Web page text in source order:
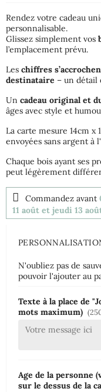
(1
Rendez votre cadeau
personnalisable.
Glissez simplement vos
l’emplacement prévu.
Les chiffres
destinataire – un détail
Un cadeau original et
âges avec style et
La carte mesure 14cm
envoyées sans argent à
Chaque bois ayant ses
peut légèrement différer
Commandez avant
11 août et jeudi 13
N'oubliez pas de
pouvoir l'ajouter au
Texte à la place de
mots maximum)
Age de la personne
sur le dessus de la